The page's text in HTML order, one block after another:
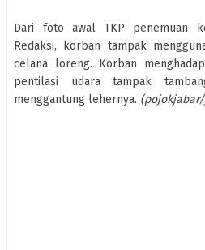
Dari foto awal TKP penemuan
Redaksi, korban tampak
celana loreng. Korban
pentilasi udara tampak
menggantung lehernya.